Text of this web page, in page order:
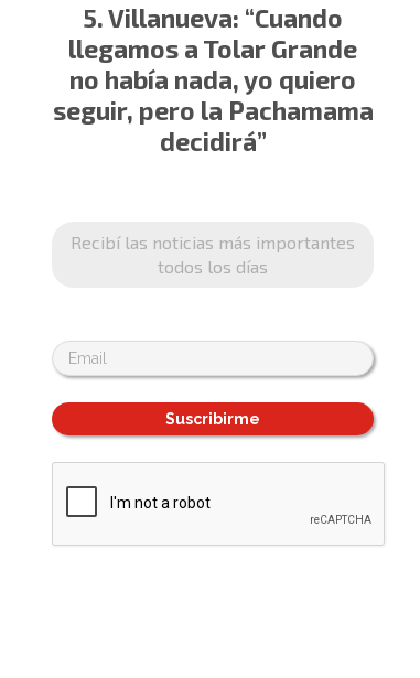
Villanueva: “Cuando
llegamos a Tolar Grande
no había nada, yo quiero
seguir, pero la Pachamama
decidirá”
Recibí las noticias más importantes
todos los días
Suscribirme